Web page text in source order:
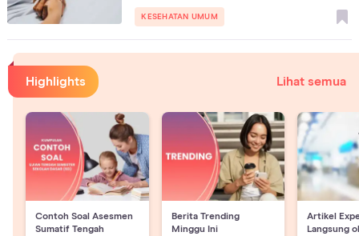
KESEHATAN UMUM
Highlights Lihat semua
Contoh Soal Asesmen
Sumatif Tengah
Berita Trending
Minggu Ini
Artikel
Langsung